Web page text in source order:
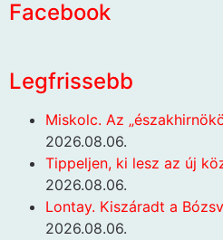
Facebook
Legfrissebb
Miskolc. Az
2026.08.06.
Tippeljen, ki lesz az új
2026.08.06.
Lontay. Kiszáradt a
2026.08.06.